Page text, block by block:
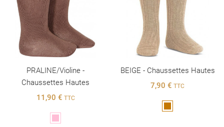
PRALINE/violine -
Chaussettes Hautes
11,90 € TTC
BEIGE - Chaussettes Hautes
7,90 € TTC